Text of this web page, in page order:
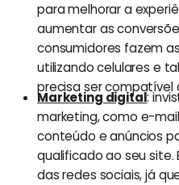
para melhorar a
aumentar as
consumidores fazem
utilizando celulares e
precisa ser compatível
Marketing digital:
marketing, como e-
conteúdo e anúncios
qualificado ao seu site.
das redes sociais, já